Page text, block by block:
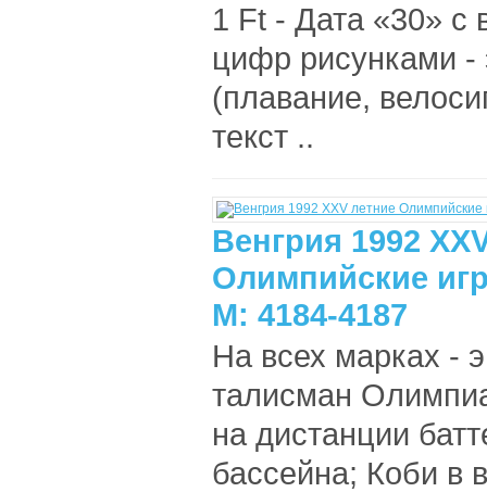
1 Ft - Дата «30» с
цифр рисунками -
(плавание,
текст ..
Венгрия 1992
Олимпийские
М: 4184-4187
На всех марках -
талисман
на дистанции
бассейна; Коби в